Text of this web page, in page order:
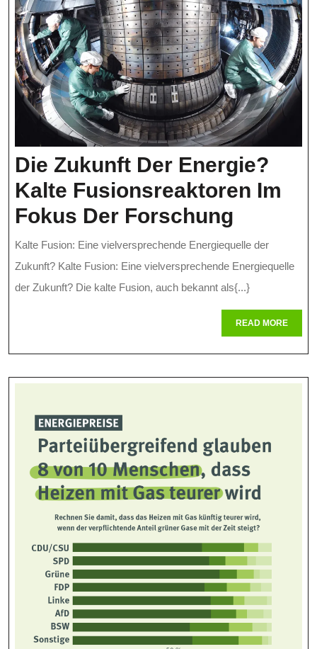
Die Zukunft Der Energie?
Kalte Fusionsreaktoren Im
Fokus Der Forschung
Zukunft
Der
Kalte
Kalte Fusion: Eine vielversprechende Energiequelle der
Zukunft? Kalte Fusion: Eine vielversprechende Energiequelle
der Zukunft? Die kalte Fusion, auch bekannt als{...}
READ MOREREAD
MORE